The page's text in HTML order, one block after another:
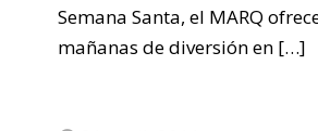
Semana Santa, el MARQ
mañanas de diversión en […]